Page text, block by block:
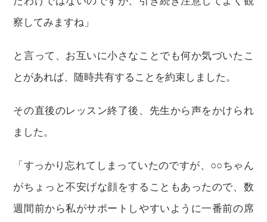
察してみますね」
と言って、お互いに小さなことでも何か気づいたこ
とがあれば、随時共有することを約束しました。
その直後のレッスン終了後、先生から声をかけられ
ました。
「すっかり忘れてしまっていたのですが、○○ちゃん
がちょっと不安げな顔をすることもあったので、数
週間前から私がサポートしやすいように一番前の席